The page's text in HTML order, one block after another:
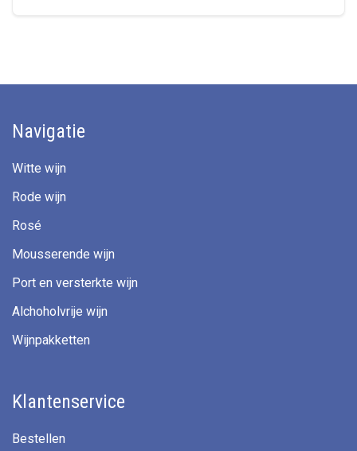
Navigatie
Witte wijn
Rode wijn
Rosé
Mousserende wijn
Port en versterkte wijn
Alchoholvrije wijn
Wijnpakketten
Klantenservice
Bestellen